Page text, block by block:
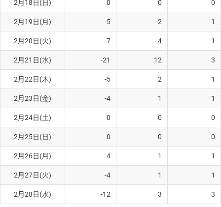
ソ/円は10万通貨単位。
2月18日(日) 0 0 0
2月19日(月) -5 2 1
2月20日(火) -7 4 1
2月21日(水) -21 12 3
2月22日(木) -5 2 1
2月23日(金) -4 1 1
2月24日(土) 0 0 0
2月25日(日) 0 0 0
2月26日(月) -4 1 1
2月27日(火) -4 1 1
2月28日(水) -12 3 3